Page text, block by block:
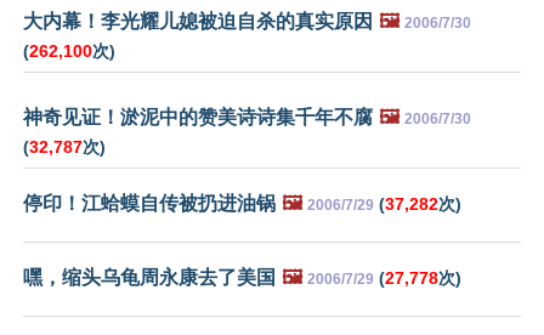
大内幕！李光耀儿媳被迫自杀的真实原因 🖼️ 2006/7/30
(262,100次)
神奇见证！淤泥中的赞美诗诗集千年不腐 🖼️ 2006/7/30
(32,787次)
停印！江蛤蟆自传被扔进油锅 🖼️ 2006/7/29 (37,282次)
嘿，缩头乌龟周永康去了美国 🖼️ 2006/7/29 (27,778次)